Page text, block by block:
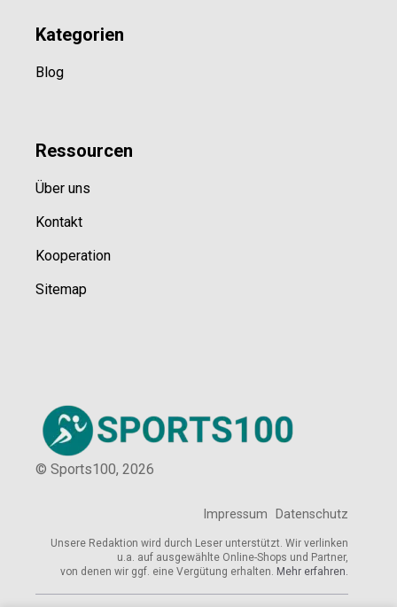
Kategorien
Blog
Ressourcen
Über uns
Kontakt
Kooperation
Sitemap
© Sports100, 2026
Impressum Datenschutz
Unsere Redaktion wird durch Leser unterstützt. Wir verlinken
u.a. auf ausgewählte Online-Shops und Partner,
von denen wir ggf. eine Vergütung erhalten. Mehr erfahren.